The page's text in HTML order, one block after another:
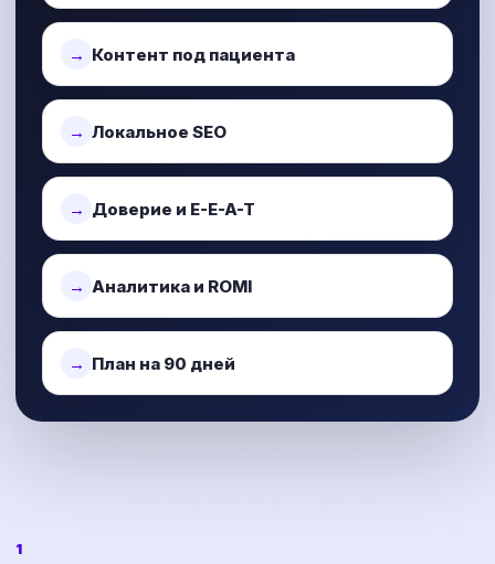
Контент под пациента
Локальное SEO
Доверие и E-E-A-T
Аналитика и ROMI
План на 90 дней
1